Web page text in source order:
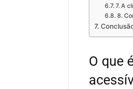
7. A
8.
O que